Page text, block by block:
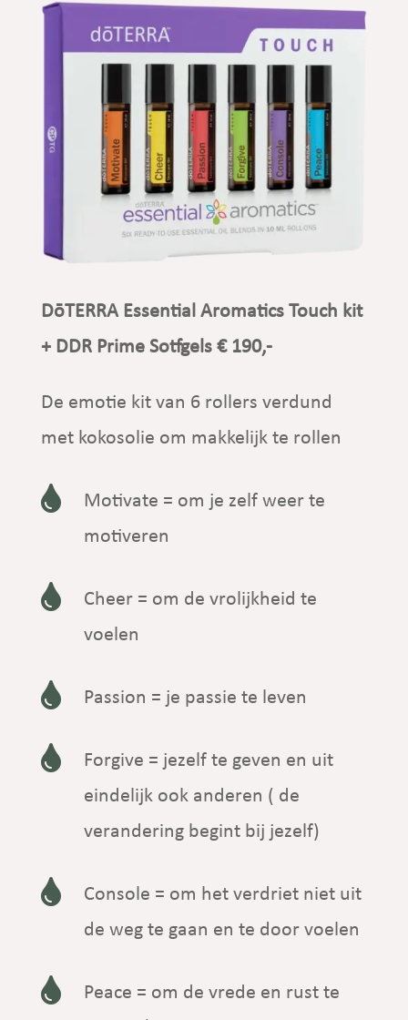
DōTERRA Essential Aromatics Touch kit
+ DDR Prime Sotfgels € 190,-
De emotie kit van 6 rollers verdund
met kokosolie om makkelijk te rollen

Motivate = om je zelf weer te
motiveren

Cheer = om de vrolijkheid te
voelen
 Passion = je passie te leven

Forgive = jezelf te geven en uit
eindelijk ook anderen ( de
verandering begint bij jezelf)

Console = om het verdriet niet uit
de weg te gaan en te door voelen

Peace = om de vrede en rust te